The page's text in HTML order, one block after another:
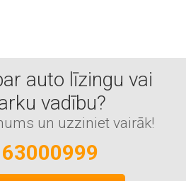
auto līzingu vai
vadību?
un uzziniet vairāk!